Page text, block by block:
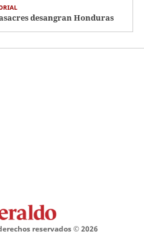
desangran Honduras
reservados ©2026